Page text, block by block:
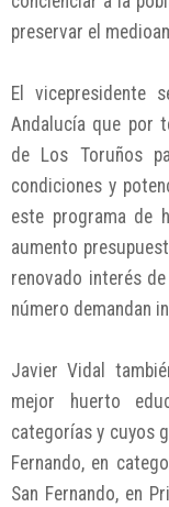
preservar el
El vicepresidente
Andalucía que por
de Los Toruños
condiciones y
este programa de
aumento
renovado interés
número demandan
Javier Vidal
mejor huerto
categorías y cuyos
Fernando, en
San Fernando, en